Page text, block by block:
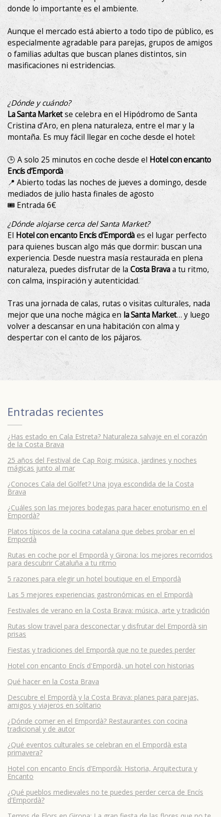
donde lo importante es el ambiente.
Aunque el mercado está abierto a todo tipo de público, es
especialmente agradable para parejas, grupos de amigos
o familias adultas que buscan planes distintos, sin
masificaciones ni estridencias.
¿Dónde y cuándo?
La Santa Marketse celebra en el Hipódromo de Santa
Cristina d’Aro, en plena naturaleza, entre el mar y la
montaña. Es muy fácil llegar en coche desde el hotel:
🕒 A solo 25 minutos en coche desde el Hotel con encanto
Encís d’Empordà
📍 Abierto todas las noches de jueves a domingo, desde
mediados de julio hasta finales de agosto
🎟️ Entrada 6€
¿Dónde alojarse cerca del Santa Market?
El Hotel con encanto Encís d’Empordàes el lugar perfecto
para quienes buscan algo más que dormir: buscan una
experiencia. Desde nuestra masía restaurada en plena
naturaleza, puedes disfrutar de la Costa Bravaa tu ritmo,
con calma, inspiración y autenticidad.
Tras una jornada de calas, rutas o visitas culturales, nada
mejor que una noche mágica en la Santa Market… y luego
volver a descansar en una habitación con alma y
despertar con el canto de los pájaros.
Entradas recientes
¿Has estado en Cala Estreta? Naturaleza salvaje en el corazón
de la Costa Brava
25 años del Festival de Cap Roig: música, jardines y noches
mágicas junto al mar
¿Conoces Cala del Golfet? Una joya escondida de la Costa
Brava
¿Cuáles son las mejores bodegas para hacer enoturismo en el
Empordà?
Platos típicos de la cocina catalana que debes probar en el
Empordà
Rutas en coche por el Empordà y Girona: los mejores recorridos
para descubrir Cataluña a tu ritmo
5 razones para elegir un hotel boutique en el Empordà
Las 5 mejores experiencias gastronómicas en el Empordà
Festivales de verano en la Costa Brava: música, arte y tradición
Rutas slow travel para desconectar y disfrutar del Empordà sin
prisas
Fiestas y tradiciones del Empordà que no te puedes perder
Hotel con encanto Encís d'Empordà, un hotel con historias
Qué hacer en la Costa Brava
Descubre el Empordà y la Costa Brava: planes para parejas,
amigos y viajeros en solitario
¿Dónde comer en el Empordà? Restaurantes con cocina
tradicional y de autor
¿Qué eventos culturales se celebran en el Empordà esta
primavera?
Hotel con encanto Encís d’Empordà: Historia, Arquitectura y
Encanto
¿Qué pueblos medievales no te puedes perder cerca de Encís
d’Empordà?